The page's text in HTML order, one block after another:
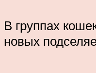
В группах
новых